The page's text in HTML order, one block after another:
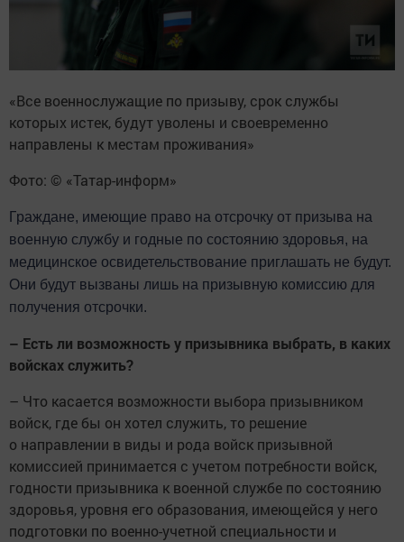
«Все военно­служащие по призыву, срок службы
которых истек, будут уволены и свое­временно
направлены к местам проживания»
Фото: © «Татар-информ»
Граждане, имеющие право на отсрочку от призыва на
военную службу и годные по состоянию здоровья, на
медицинское освидетельствование приглашать не будут.
Они будут вызваны лишь на призывную комиссию для
получения отсрочки.
– Есть ли возможность у призывника выбрать, в каких
войсках служить?
– Что касается возможности выбора призывником
войск, где бы он хотел служить, то решение
о направлении в виды и рода войск призывной
комиссией принимается с учетом потребности войск,
годности призывника к военной службе по состоянию
здоровья, уровня его образования, имеющейся у него
подготовки по военно-учетной специальности и